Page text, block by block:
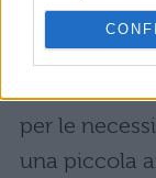
che richiede
pericolo: i
per le
una piccola